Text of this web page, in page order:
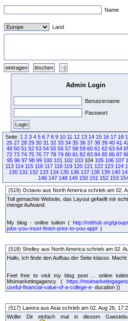
Name
Land
Admin Login
Benutzername
Passwort
Seite: 1 2 3 4 5 6 7 8 9 10 11 12 13 14 15 16 17 18
26 27 28 29 30 31 32 33 34 35 36 37 38 39 40 41
49 50 51 52 53 54 55 56 57 58 59 60 61 62 63 64
72 73 74 75 76 77 78 79 80 81 82 83 84 85 86 87
95 96 97 98 99 100 101 102 103104 105 106 107
113 114 115 116 117 118 119 120 121 122 123 124
130 131 132 133 134 135 136 137 138 139 140
146 147 148 149 150 151 152 153
(519) Octavio aus North America schrieb am 02.
Toll gemachte Website, das Layout gefaellt mir
menge Aufwand.
My blog - online tuition ( http://mtthub.org/
jobs-you-must-finish-prior-to-you-appl- )
(518) Shelley aus North America schrieb am 02.
Hallo, Ich finde den Aufbau der Seite klasse. Macht
Feel free to visit my blog post ... online
Msimarketingagency ( https://
useful-financial-value-of-a-college-e- ducation ))
(517) Lanora aus Asia schrieb am 02. Aug 26,
Wollte Dir einfach mal in diesem